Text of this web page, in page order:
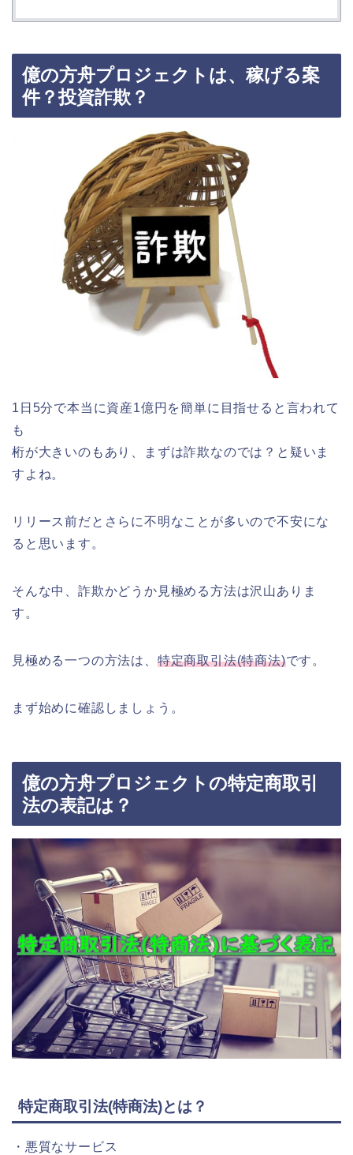
億の方舟プロジェクトは、稼げる案
件？投資詐欺？
1日5分で本当に資産1億円を簡単に目指せると言われて
も
桁が大きいのもあり、まずは詐欺なのでは？と疑いま
すよね。
リリース前だとさらに不明なことが多いので不安にな
ると思います。
そんな中、詐欺かどうか見極める方法は沢山ありま
す。
見極める一つの方法は、 特定商取引法(特商法)です。
まず始めに確認しましょう。
億の方舟プロジェクトの特定商取引
法の表記は？
特定商取引法(特商法)とは？
・悪質なサービス